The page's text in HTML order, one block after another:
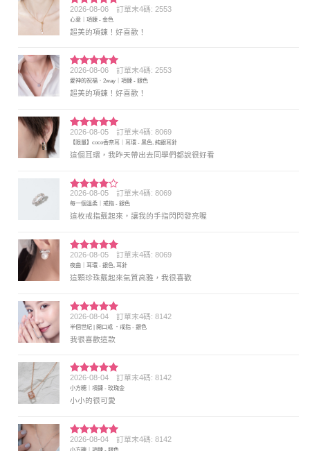
評分5滿
分 5
2026-08-06 訂單末4碼: 2553
心意｜項鍊 - 金色
超美的項鍊！好喜歡！
評分5 滿
分 5
2026-08-06 訂單末4碼: 2553
愛神的祝福．2way｜項鍊 - 銀色
超美的項鍊！好喜歡！
評分5 滿
分 5
2026-08-05 訂單末4碼: 8069
【限量】coco香奈耳｜耳環 - 黑色, 純銀耳針
這個耳環，我昨天帶出去同學們都說很好看
評分4
滿分 5
2026-08-05 訂單末4碼: 8069
每一個溫柔｜戒指 - 銀色
這枚戒指戴起來，讓我的手指閃閃發亮喔
評分5 滿
分 5
2026-08-05 訂單末4碼: 8069
夜曲｜耳環 - 銀色, 耳針
這顆珍珠戴起來氣質高雅，我很喜歡
評分5滿
分 5
2026-08-04 訂單末4碼: 8142
半個世紀 | 開口戒 ．戒指 - 銀色
我很喜歡這款
評分5 滿
分 5
2026-08-04 訂單末4碼: 8142
小方糖｜項鍊 - 玫瑰金
小小的很可愛
評分5 滿
2026-08-04 訂單末4碼: 8142